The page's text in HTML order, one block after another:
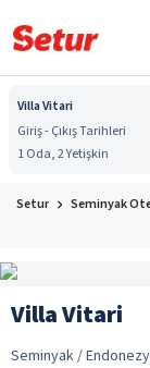
Villa Vitari
Giriş - Çıkış Tarihleri
1 Oda, 2 Yetişkin
Setur Seminyak
Villa Vitari
Seminyak /